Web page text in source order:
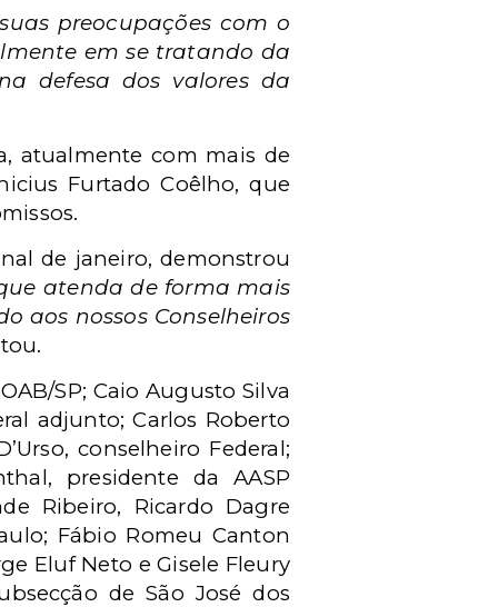
preocupações com o
em se tratando da
defesa dos valores da
atualmente com mais de
Furtado Coêlho, que
de janeiro, demonstrou
atenda de forma mais
aos nossos Conselheiros
SP; Caio Augusto Silva
adjunto; Carlos Roberto
conselheiro Federal;
presidente da AASP
Ribeiro, Ricardo Dagre
Fábio Romeu Canton
Eluf Neto e Gisele Fleury
de São José dos